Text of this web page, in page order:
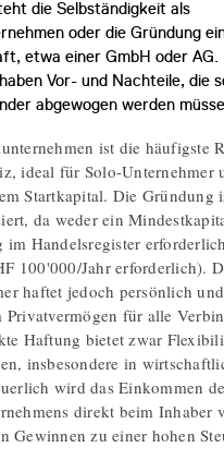
die Selbständigkeit als
oder die Gründung
etwa einer GmbH oder AG.
Vor- und Nachteile, die
abgewogen werden
ist die häufigste
ideal für Solo-Unternehmer
Startkapital. Die Gründung
da weder ein
im Handelsregister
100'000/Jahr erforderlich).
haftet jedoch persönlich
Privatvermögen für alle
Haftung bietet zwar
insbesondere in
wird das Einkommen
direkt beim Inhaber
Gewinnen zu einer hohen